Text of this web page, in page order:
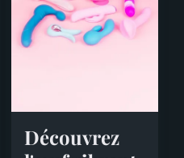
Découvrez